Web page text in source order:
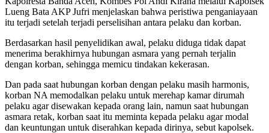
Lueng Bata AKP Jufri menjelaskan bahwa peristiwa penganiayaan
itu terjadi setelah terjadi perselisihan antara pelaku dan korban.
Berdasarkan hasil penyelidikan awal, pelaku diduga tidak dapat
menerima berakhirnya hubungan asmara yang pernah terjalin
dengan korban, sehingga memicu tindakan kekerasan.
Dan pada saat hubungan korban dengan pelaku masih harmonis,
korban NA memodalkan pelaku untuk merehap kamar dirumah
pelaku agar disewakan kepada orang lain, namun saat hubungan
asmara retak, korban saat itu meminta kepada pelaku agar modal
dan keuntungan untuk diserahkan kepada dirinya, sebut kapolsek.